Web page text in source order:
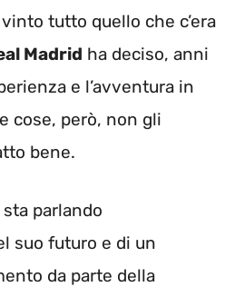
tutto quello che c’era
Madrid ha deciso, anni
e l’avventura in
cose, però, non gli
bene.
parlando
suo futuro e di un
da parte della